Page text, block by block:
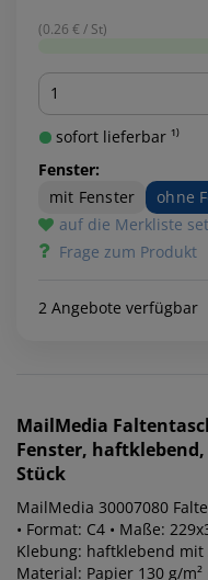
(0.26 € / St)
Menge
sofort lieferbar ¹⁾
Fenster:
mit Fenster
ohne
auf die Merkliste
Frage zum Produkt
2 Angebote verfügbar
MailMedia
Fenster, haftklebend,
Stück
MailMedia 30007080
• Format: C4 • Maße:
Klebung: haftklebend mit
Material: Papier 130 g/m²